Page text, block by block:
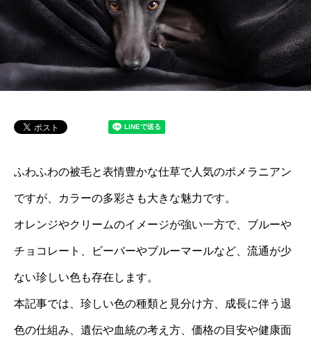
ふわふわの被毛と表情豊かな仕草で人気のポメラニアン
ですが、カラーの多彩さも大きな魅力です。
オレンジやクリームのイメージが強い一方で、ブルーや
チョコレート、ビーバーやブルーマールなど、流通が少
ない珍しい色も存在します。
本記事では、珍しい色の種類と見分け方、成長に伴う退
色の仕組み、遺伝や血統の考え方、価格の目安や健康面